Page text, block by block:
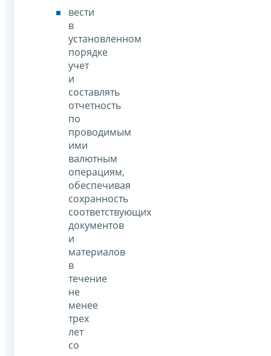
вести
в
установленном
порядке
учет
и
составлять
отчетность
по
проводимым
ими
валютным
операциям,
обеспечивая
сохранность
соответствующих
документов
и
материалов
в
течение
не
менее
трех
лет
со